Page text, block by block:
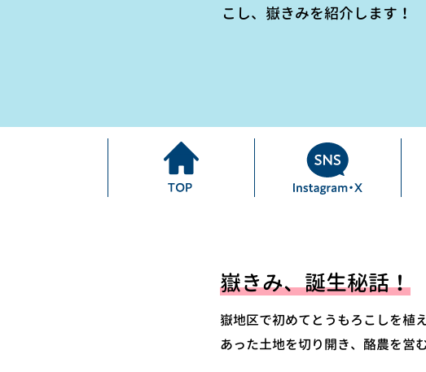
こし、嶽きみを紹介します！
嶽きみ、誕生秘話！
嶽地区で初めてとうもろこしを植
あった土地を切り開き、酪農を営